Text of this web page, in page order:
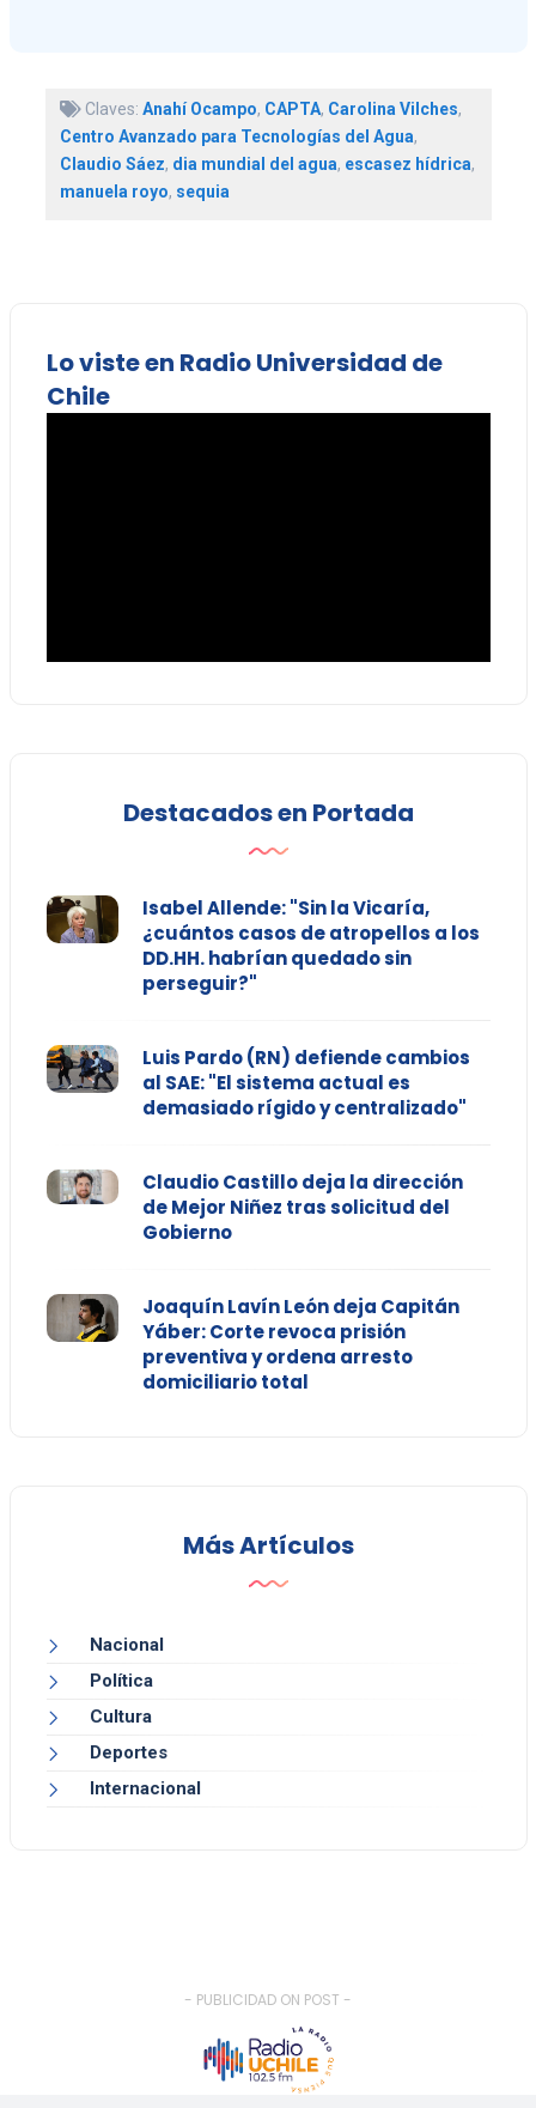
Claves: Anahí Ocampo, CAPTA, Carolina Vilches,
Centro Avanzado para Tecnologías del Agua,
Claudio Sáez, dia mundial del agua, escasez hídrica,
manuela royo, sequia
Lo viste en Radio Universidad de
Chile
Destacados en Portada
Isabel Allende: "Sin la Vicaría,
¿cuántos casos de atropellos a los
DD.HH. habrían quedado sin
perseguir?"
Luis Pardo (RN) defiende cambios
al SAE: "El sistema actual es
demasiado rígido y centralizado"
Claudio Castillo deja la dirección
de Mejor Niñez tras solicitud del
Gobierno
Joaquín Lavín León deja Capitán
Yáber: Corte revoca prisión
preventiva y ordena arresto
domiciliario total
Más Artículos
Nacional
Política
Cultura
Deportes
Internacional
- PUBLICIDAD ON POST -